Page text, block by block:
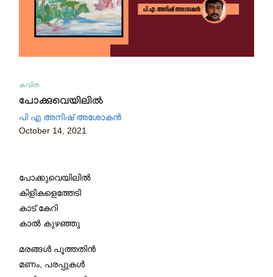
കവിത
പോക്കുവെയിലിൽ
പി എ അനിഷ് അശോകൻ
October 14, 2021
പോക്കുവെയിലിൽ
കിളികളെത്തേടി
കാട് കേറി
കാൽ കുഴഞ്ഞു
മരങ്ങൾ പൂത്തതിൻ
മണം, പരപ്പുകൾ